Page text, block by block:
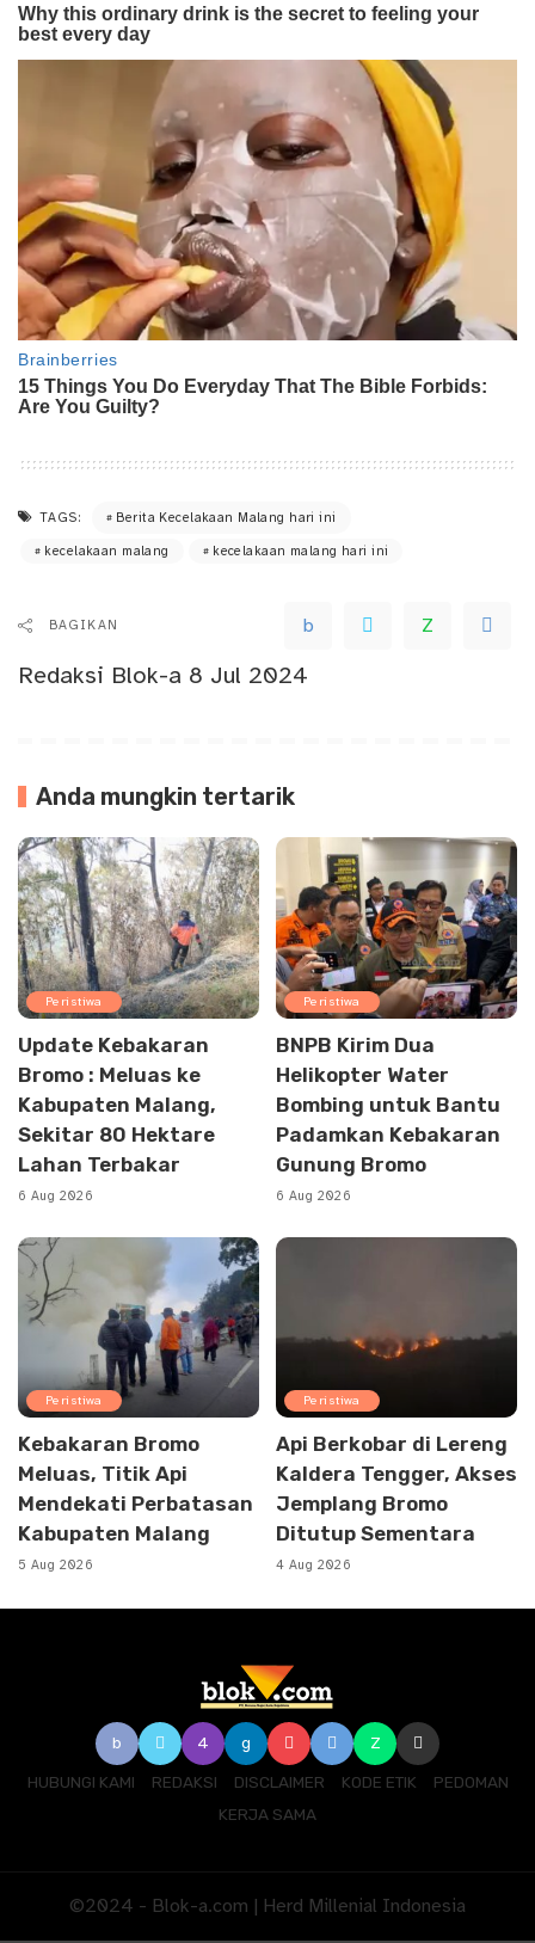
TAGS: Berita Kecelakaan Malang hari ini
kecelakaan malang kecelakaan malang hari ini
BAGIKAN
Redaksi Blok-a 8 Jul 2024
Anda mungkin tertarik
Peristiwa
Update Kebakaran
Bromo : Meluas ke
Kabupaten Malang,
Sekitar 80 Hektare
Lahan Terbakar
6 Aug 2026
Peristiwa
BNPB Kirim Dua
Helikopter Water
Bombing untuk Bantu
Padamkan Kebakaran
Gunung Bromo
6 Aug 2026
Peristiwa
Kebakaran Bromo
Meluas, Titik Api
Mendekati Perbatasan
Kabupaten Malang
5 Aug 2026
Peristiwa
Api Berkobar di Lereng
Kaldera Tengger, Akses
Jemplang Bromo
Ditutup Sementara
4 Aug 2026
HUBUNGI KAMI REDAKSI DISCLAIMER KODE ETIK
PEDOMAN
KERJA SAMA
©2024 - Blok-a.com | Herd Millenial Indonesia